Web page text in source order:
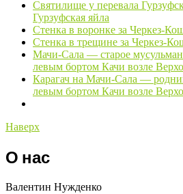
Святилище у перевала
Гурзуфская яйла
Стенка в воронке за Черкез-
Стенка в трещине за Черкез-
Мачи-Сала — старое
левым бортом Качи возле
Карагач на Мачи-Сала —
левым бортом Качи возле
Наверх
О нас
Валентин Нужденко